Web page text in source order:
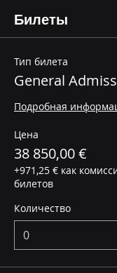
Билеты
Тип билета
General
Подробная
Цена
38 850,00 €
+971,25 € как
билетов
Количество